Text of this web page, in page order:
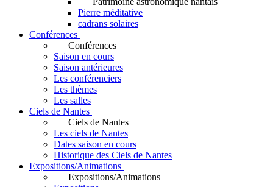
Pierre méditative
cadrans solaires
Conférences
Conférences
Saison en cours
Saison antérieures
Les conférenciers
Les thèmes
Les salles
Ciels de Nantes
Ciels de Nantes
Les ciels de Nantes
Dates saison en cours
Historique des Ciels de Nantes
Expositions/Animations
Expositions/Animations